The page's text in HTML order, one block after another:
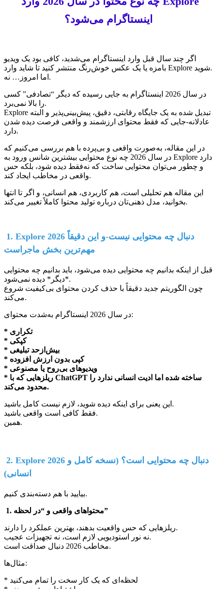
اینستاگرام می‌شود؟
اگر چند سال قبل وارد اینستاگرام می‌شدید، کافی بود یک ویدیو
بامزه یا یک عکس خوش‌رنگ منتشر کنید تا شاید وارد Explore شوید.
اما امروز… نه.
در سال 2026 اینستاگرام به جایی رسیده که دیگر “تصادفی” کسی
را بالا نمی‌برد.
Explore تبدیل شده به یک جایگاه رقابتی، دقیق، پیش‌بینی‌پذیر و البته
عادلانه-جایی که فقط محتوای ارزشمند و واقعی فرصت دیده شدن
دارد.
در این مقاله، به‌صورت واقعی و بی‌پرده با هم بررسی می‌کنیم که
در سال 2026 چه نوع محتوایی بیشترین شانس ورود به Explore دارد
و چطور می‌توان محتوایی ساخت که نه‌فقط دیده شود، بلکه حس
واقعی در مخاطب ایجاد کند.
این مقاله هم تحلیلی است، هم کاربردی، هم انسانی، و اگر تا انتها
بخوانید، مدل ذهنی‌تان درباره تولید محتوا کاملاً تغییر می‌کند.
1. Explore 2026 دنبال چه محتوایی نیست-و این دقیقاً
مهم‌ترین بخش ماجراست
قبل از اینکه بدانیم چه محتوایی دیده می‌شود، باید بدانیم چه محتوایی
*دیگر* دیده نمی‌شود.
چون الگوریتم جدید دقیقاً با حذف کردن محتوای بی‌کیفیت شروع
می‌کند.
در سال 2026 اینستاگرام به‌شدت محتوای:
* تکراری
* کپکی
* بیش‌ازحد تبلیغی
* کپی بدون ارزش افزوده
* ویدیوهای بی‌روح یا مصنوعی
* ریلزهایی که با ChatGPT ساخته شده اما ادیت انسانی ندارد را
محدود می‌کند.
این یعنی برای اینکه دیده شوید، لازم نیست کامل باشید.
فقط کافی است واقعی باشید.
همین.
2. Explore 2026 دنبال چه محتوایی است؟ (نسخه کامل و
انسانی)
بیایید با هم دسته‌بندی کنیم.
1. محتواهای واقعی و “در لحظه”
ریلزهایی که حس واقعیت بدهند، بهترین عملکرد را دارند.
نه نور استودیویی لازم است، نه تجهیزات عجیب.
مخاطب 2026 دنبال صداقت است.
مثال‌ها:
* لحظه‌ای که یک کار سخت را تمام می‌کنید